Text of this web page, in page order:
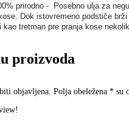
prirodno - Posebno ulja za
Dok istovremeno podstiče
kao tretman pre pranja kose
proizvoda
biti objavljena. Polja obeležena *